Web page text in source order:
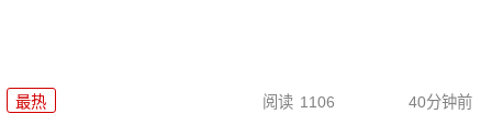
最热 阅读 1106 40分钟前